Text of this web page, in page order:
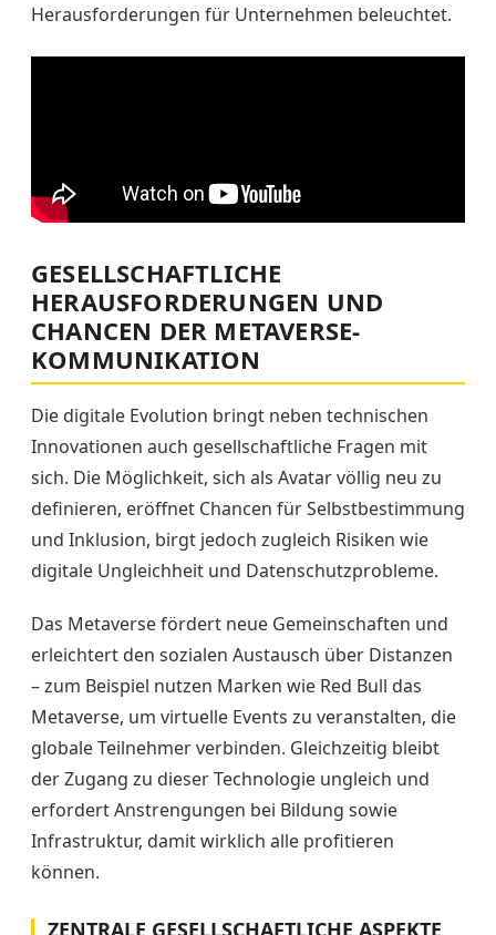
Herausforderungen für Unternehmen beleuchtet.
GESELLSCHAFTLICHE
HERAUSFORDERUNGEN UND
CHANCEN DER METAVERSE-
KOMMUNIKATION
Die digitale Evolution bringt neben technischen
Innovationen auch gesellschaftliche Fragen mit
sich. Die Möglichkeit, sich als Avatar völlig neu zu
definieren, eröffnet Chancen für Selbstbestimmung
und Inklusion, birgt jedoch zugleich Risiken wie
digitale Ungleichheit und Datenschutzprobleme.
Das Metaverse fördert neue Gemeinschaften und
erleichtert den sozialen Austausch über Distanzen
– zum Beispiel nutzen Marken wie Red Bull das
Metaverse, um virtuelle Events zu veranstalten, die
globale Teilnehmer verbinden. Gleichzeitig bleibt
der Zugang zu dieser Technologie ungleich und
erfordert Anstrengungen bei Bildung sowie
Infrastruktur, damit wirklich alle profitieren
können.
ZENTRALE GESELLSCHAFTLICHE ASPEKTE